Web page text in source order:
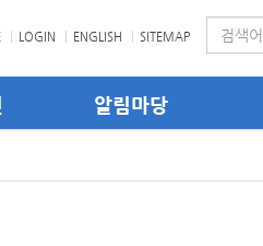
LOGIN ENGLISH SITEMAP
알림마당